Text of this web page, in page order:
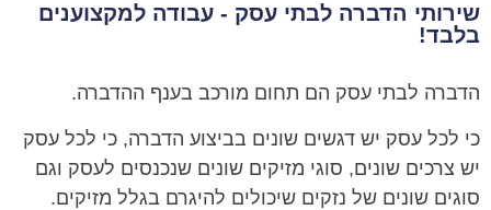
שירותי הדברה לבתי עסק - עבודה למקצוענים
בלבד!
הדברה לבתי עסק הם תחום מורכב בענף ההדברה.
כי לכל עסק יש דגשים שונים בביצוע הדברה, כי לכל עסק
יש צרכים שונים, סוגי מזיקים שונים שנכנסים לעסק וגם
סוגים שונים של נזקים שיכולים להיגרם בגלל מזיקים.